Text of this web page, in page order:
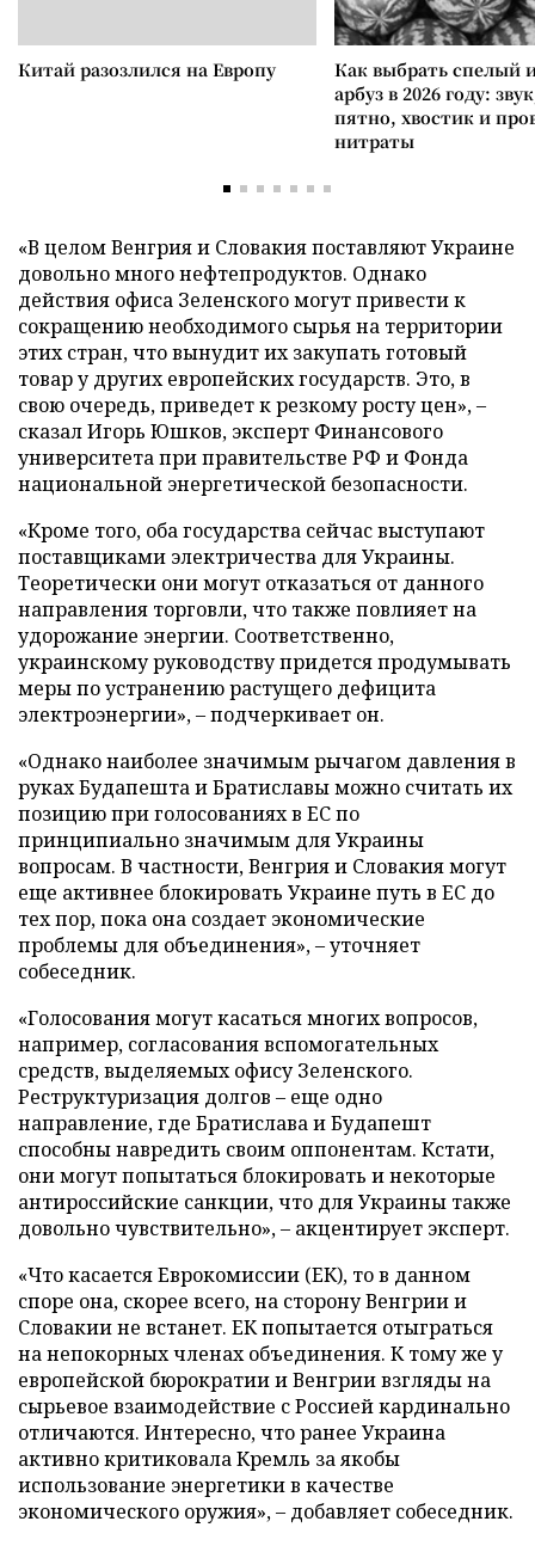
Китай разозлился на Европу
Как выбрать спелый
арбуз в 2026 году:
пятно, хвостик и
нитраты
«В целом Венгрия и Словакия поставляют Украине
довольно много нефтепродуктов. Однако
действия офиса Зеленского могут привести к
сокращению необходимого сырья на территории
этих стран, что вынудит их закупать готовый
товар у других европейских государств. Это, в
свою очередь, приведет к резкому росту цен», –
сказал Игорь Юшков, эксперт Финансового
университета при правительстве РФ и Фонда
национальной энергетической безопасности.
«Кроме того, оба государства сейчас выступают
поставщиками электричества для Украины.
Теоретически они могут отказаться от данного
направления торговли, что также повлияет на
удорожание энергии. Соответственно,
украинскому руководству придется продумывать
меры по устранению растущего дефицита
электроэнергии», – подчеркивает он.
«Однако наиболее значимым рычагом давления в
руках Будапешта и Братиславы можно считать их
позицию при голосованиях в ЕС по
принципиально значимым для Украины
вопросам. В частности, Венгрия и Словакия могут
еще активнее блокировать Украине путь в ЕС до
тех пор, пока она создает экономические
проблемы для объединения», – уточняет
собеседник.
«Голосования могут касаться многих вопросов,
например, согласования вспомогательных
средств, выделяемых офису Зеленского.
Реструктуризация долгов – еще одно
направление, где Братислава и Будапешт
способны навредить своим оппонентам. Кстати,
они могут попытаться блокировать и некоторые
антироссийские санкции, что для Украины также
довольно чувствительно», – акцентирует эксперт.
«Что касается Еврокомиссии (ЕК), то в данном
споре она, скорее всего, на сторону Венгрии и
Словакии не встанет. ЕК попытается отыграться
на непокорных членах объединения. К тому же у
европейской бюрократии и Венгрии взгляды на
сырьевое взаимодействие с Россией кардинально
отличаются. Интересно, что ранее Украина
активно критиковала Кремль за якобы
использование энергетики в качестве
экономического оружия», – добавляет собеседник.